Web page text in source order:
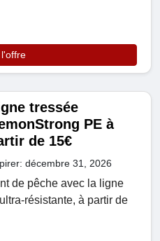
tressée
PE à
de 15€
décembre 31, 2026
de pêche avec la ligne
résistante, à partir de